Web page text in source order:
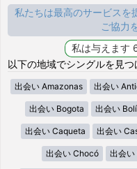
私たちは最高のサービスを
ご協力
以下の地域でシングルを見
出会い Amazonas 出会い
出会い Bogota 出会い
出会い Caqueta 出会い
出会い Chocó 出会